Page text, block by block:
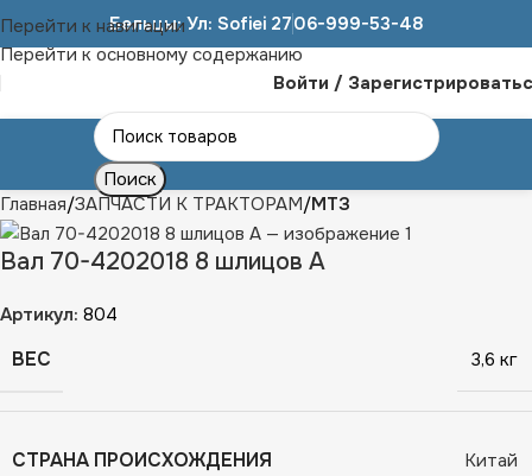
Перейти к навигации
Перейти к основному содержанию
Бельцы: Ул: Sofiei 2706-999-53-48
Войти /
Поиск
Главная ЗАПЧАСТИ К ТРАКТОРАМ МТЗ
Вал 70-4202018 8 шлицов А
Артикул: 804
ВЕС 3,6 кг
СТРАНА ПРОИСХОЖДЕНИЯ
Китай